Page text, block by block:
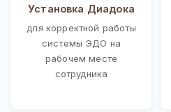
Установка Диадока
для корректной работы
системы ЭДО на
рабочем месте
сотрудника